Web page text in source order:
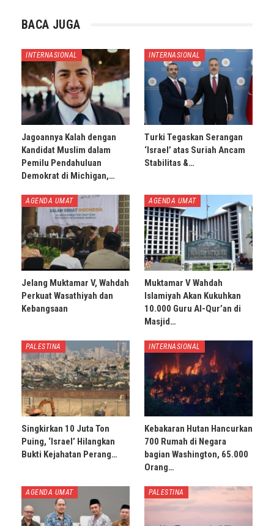
BACA JUGA
INTERNASIONAL
Jagoannya Kalah dengan
Kandidat Muslim dalam
Pemilu Pendahuluan
Demokrat di Michigan,…
INTERNASIONAL
Turki Tegaskan Serangan
‘Israel’ atas Suriah Ancam
Stabilitas &…
AGENDA UMAT
Jelang Muktamar V, Wahdah
Perkuat Wasathiyah dan
Kebangsaan
AGENDA UMAT
Muktamar V Wahdah
Islamiyah Akan Kukuhkan
10.000 Guru Al-Qur’an di
Masjid…
PALESTINA
Singkirkan 10 Juta Ton
Puing, ‘Israel’ Hilangkan
Bukti Kejahatan Perang…
INTERNASIONAL
Kebakaran Hutan Hancurkan
700 Rumah di Negara
bagian Washington, 65.000
Orang…
AGENDA UMAT PALESTINA